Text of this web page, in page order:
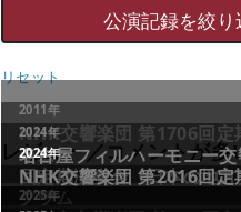
リセット
レビュー／コメントが多